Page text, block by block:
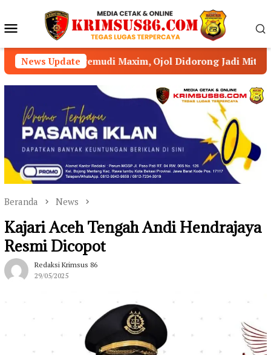
konten Menu
Mobile
News Update
Maxim, Ojol Didorong Jadi Mitra Strategis
Beranda News
Kajari Aceh Tengah Andi Hendrajaya
Resmi Dicopot
Redaksi Krimsus 86
29/05/2025